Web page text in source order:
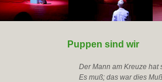
Puppen sind wir
Der Mann am Kreuze hat
Es muß; das war dies